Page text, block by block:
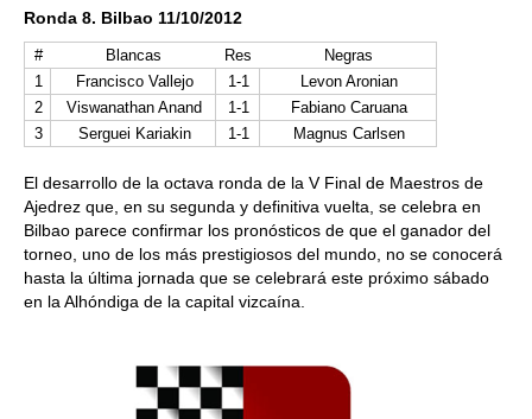
Ronda 8. Bilbao 11/10/2012
# Blancas Res
Negras
1
Francisco Vallejo 1-1
Levon Aronian
2
Viswanathan Anand 1-1
Fabiano Caruana
3
Serguei Kariakin 1-1 Magnus Carlsen
El desarrollo de la octava ronda de la V Final de Maestros de
Ajedrez que, en su segunda y definitiva vuelta, se celebra en
Bilbao parece confirmar los pronósticos de que el ganador del
torneo, uno de los más prestigiosos del mundo, no se conocerá
hasta la última jornada que se celebrará este próximo sábado
en la Alhóndiga de la capital vizcaína.